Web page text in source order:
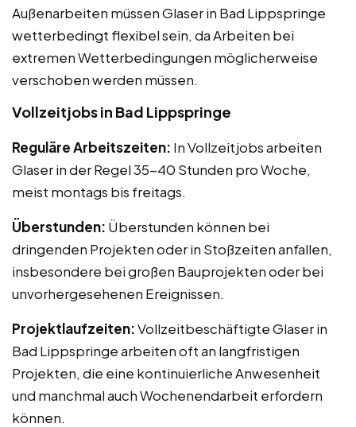
Außenarbeiten müssen Glaser in Bad Lippspringe
wetterbedingt flexibel sein, da Arbeiten bei
extremen Wetterbedingungen möglicherweise
verschoben werden müssen.
Vollzeitjobs in Bad Lippspringe
Reguläre Arbeitszeiten: In Vollzeitjobs arbeiten
Glaser in der Regel 35-40 Stunden pro Woche,
meist montags bis freitags.
Überstunden: Überstunden können bei
dringenden Projekten oder in Stoßzeiten anfallen,
insbesondere bei großen Bauprojekten oder bei
unvorhergesehenen Ereignissen.
Projektlaufzeiten:Vollzeitbeschäftigte Glaser in
Bad Lippspringe arbeiten oft an langfristigen
Projekten, die eine kontinuierliche Anwesenheit
und manchmal auch Wochenendarbeit erfordern
können.